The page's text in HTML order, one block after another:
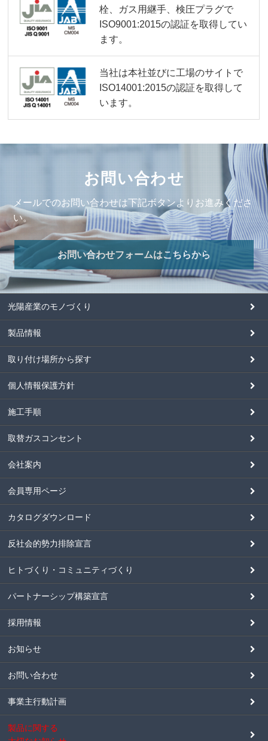
栓、ガス用継手、検圧プラグで
ISO9001:2015の認証を取得してい
ます。
当社は本社並びに工場のサイトで
ISO14001:2015の認証を取得して
います。
お問い合わせ
メールでのお問い合わせは下記ボタンよりお進みくださ
い。
お問い合わせフォームはこちらから
光陽産業のモノづくり
製品情報
取り付け場所から探す
個人情報保護方針
施工手順
取替ガスコンセント
会社案内
会員専用ページ
カタログダウンロード
反社会的勢力排除宣言
ヒトづくり・コミュニティづくり
パートナーシップ構築宣言
採用情報
お知らせ
お問い合わせ
事業主行動計画
製品に関する